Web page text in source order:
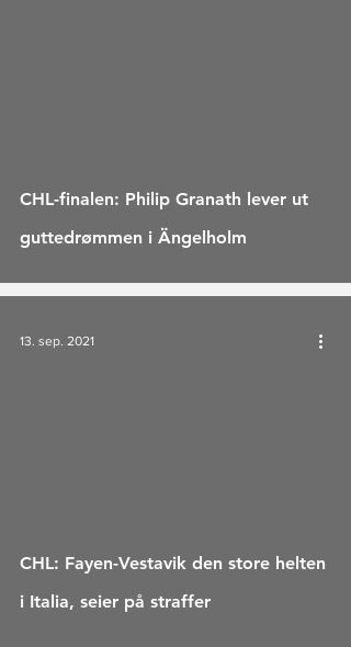
CHL-finalen: Philip Granath lever ut
guttedrømmen i Ängelholm
CHL: Fayen-Vestavik den store helten
i Italia, seier på straffer
13. sep. 2021